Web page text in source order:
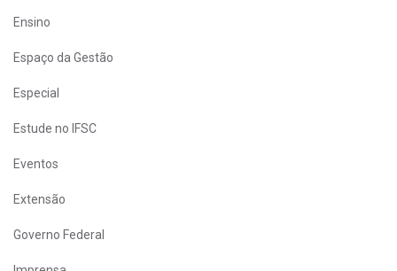
Ensino
Espaço da Gestão
Especial
Estude no IFSC
Eventos
Extensão
Governo Federal